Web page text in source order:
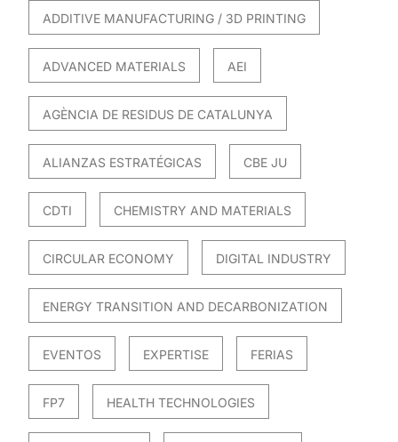
ADDITIVE MANUFACTURING / 3D PRINTING
ADVANCED MATERIALS AEI
AGÈNCIA DE RESIDUS DE CATALUNYA
ALIANZAS ESTRATÉGICAS CBE JU
CDTI CHEMISTRY AND MATERIALS
CIRCULAR ECONOMY DIGITAL INDUSTRY
ENERGY TRANSITION AND DECARBONIZATION
EVENTOS EXPERTISE FERIAS
FP7 HEALTH TECHNOLOGIES